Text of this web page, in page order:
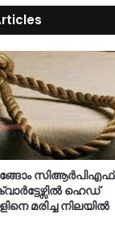
സിആർപിഎഫ്
ഹെഡ്
മരിച്ച നിലയിൽ